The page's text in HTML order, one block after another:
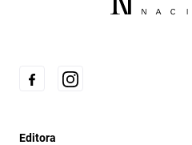
Editora